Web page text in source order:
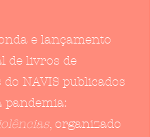
e lançamento
de livros de
NAVIS publicados
pandemia:
, organizado